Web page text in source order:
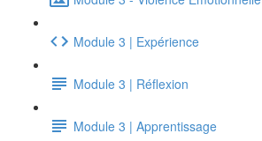
Module 3 | Expérience
Module 3 | Réflexion
Module 3 | Apprentissage